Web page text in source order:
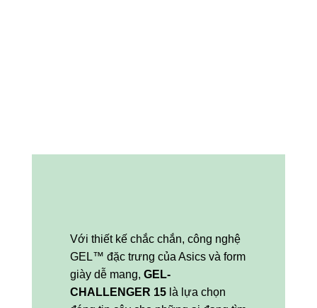
Với thiết kế chắc chắn, công nghệ
GEL™ đặc trưng của Asics và form
giày dễ mang, GEL-
CHALLENGER 15 là lựa chọn